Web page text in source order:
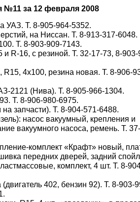
за 12 февраля 2008
УАЗ. Т. 8-905-964-5352.
на Ниссан. Т. 8-913-317-6048.
Т. 8-903-909-7143.
и R-16, с резиной. Т. 32-17-73, 8-
R15, 4х100, резина новая. Т. 8-906-
2121 (Нива). Т. 8-905-966-1304.
Т. 8-906-980-6975.
запчасти). Т. 8-904-571-6488.
насос вакуумный, крепления и
вакуумного насоса, ремень. Т.
комплект «Крафт» новый,
передних дверей, задний
комплект, 4 шт. Т. 8-
402, бензин 92). Т. 8-903-